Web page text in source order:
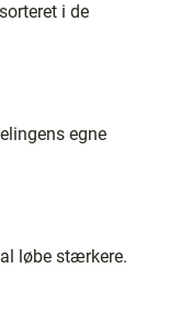
i de
egne
løbe stærkere.